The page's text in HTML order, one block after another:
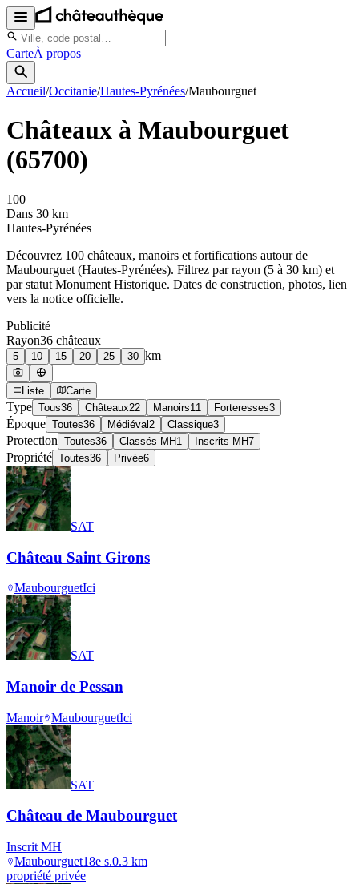
CarteÀ propos
Accueil/Occitanie/Hautes-Pyrénées/Maubourguet
Châteaux à Maubourguet
(65700)
100
Dans 30 km
Hautes-Pyrénées
Découvrez 100 châteaux, manoirs et fortifications autour de
Maubourguet (Hautes-Pyrénées). Filtrez par rayon (5 à 30 km) et
par statut Monument Historique. Dates de construction, photos, lien
vers la notice officielle.
Publicité
Rayon36 châteaux
5 10 15 20 25 30 km
Liste Carte
Type Tous36 Châteaux22 Manoirs11 Forteresses3
Époque Toutes36 Médiéval 2 Classique3
Protection Toutes36 Classés MH1 Inscrits MH7
Propriété Toutes36 Privée6
SAT
Château Saint Girons
MaubourguetIci
SAT
Manoir de Pessan
Manoir MaubourguetIci
SAT
Château de Maubourguet
Inscrit MH
Maubourguet18e s.0.3 km
propriété privée